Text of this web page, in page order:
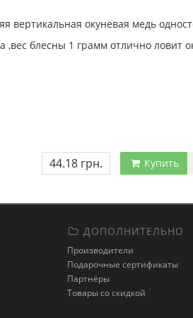
вертикальная окуневая медь
,вес блесны 1 грамм отлично ловит
44.18 грн. Купить
ДОПОЛНИТЕЛЬНО
Производители
Подарочные сертификаты
Партнёры
Товары со скидкой